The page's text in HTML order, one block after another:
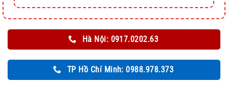
Hà Nội: 0917.0202.63
TP Hồ Chí Minh: 0988.978.373